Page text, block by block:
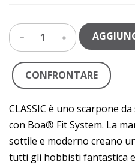
1
CONFRONTARE
CLASSIC è uno scarpone
con Boa® Fit System. La
sottile e moderno creano
tutti gli hobbisti fantastica